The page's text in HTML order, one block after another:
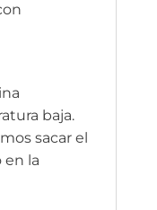
baja.
sacar el
en la